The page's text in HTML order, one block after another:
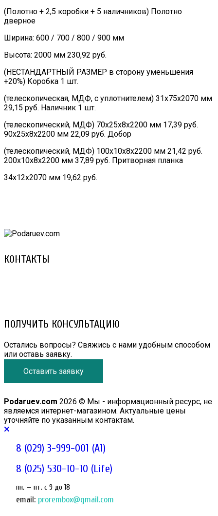
(Полотно + 2,5 коробки + 5 наличников) Полотно
дверное
Ширина: 600 / 700 / 800 / 900 мм
Высота: 2000 мм 230,92 руб.
(НЕСТАНДАРТНЫЙ РАЗМЕР в сторону уменьшения
+20%) Коробка 1 шт.
(телескопическая, МДФ, с уплотнителем) 31х75х2070 мм
29,15 руб. Наличник 1 шт.
(телескопический, МДФ) 70х25х8х2200 мм 17,39 руб.
90х25х8х2200 мм 22,09 руб. Добор
(телескопический, МДФ) 100х10х8х2200 мм 21,42 руб.
200х10х8х2200 мм 37,89 руб. Притворная планка
34х12х2070 мм 19,62 руб.
КОНТАКТЫ
ПОЛУЧИТЬ КОНСУЛЬТАЦИЮ
Остались вопросы? Свяжись с нами удобным способом
или оставь заявку.
Оставить заявку
Podaruev.com 2026 © Мы - информационный ресурс, не
являемся интернет-магазином. Актуальные цены
уточняйте по указанным контактам.
8 (029) 3-999-001 (A1)
8 (025) 530-10-10 (Life)
пн. — пт. c 9 до 18
email: prorembox@gmail.com